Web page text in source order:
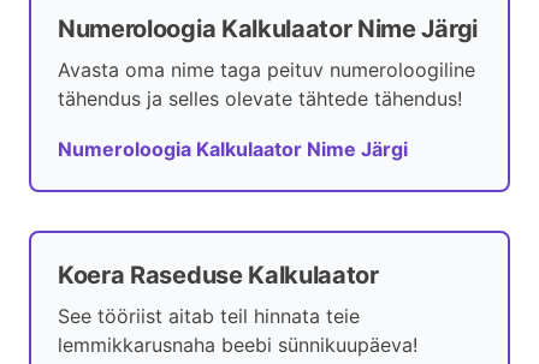
Numeroloogia Kalkulaator Nime Järgi
Avasta oma nime taga peituv numeroloogiline
tähendus ja selles olevate tähtede tähendus!
Numeroloogia Kalkulaator Nime Järgi
Koera Raseduse Kalkulaator
See tööriist aitab teil hinnata teie
lemmikkarusnaha beebi sünnikuupäeva!